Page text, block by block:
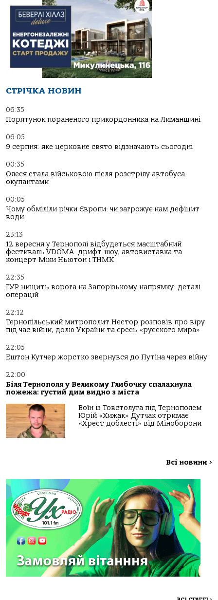
СТРІЧКА НОВИН
06:35
Порятунок пораненого прикордонника на Лиманщині
06:05
9 серпня: яке церковне свято відзначають сьогодні
00:35
Олеся стала військовою після розстрілу автобуса
окупантами
00:05
Чому обміліли річки Європи: чи загрожує нам дефіцит
води
23:13
12 вересня у Тернополі відбудеться масштабний
фестиваль VDOMA: дрифт-шоу, автовиставка та
концерт Міки Ньютон і ТНМК
22:35
ГУР нищить ворога на Запорізькому напрямку: деталі
операцій
22:12
Тернопільський митрополит Нестор розповів про віру
під час війни, долю України та єресь «русского мира»
22:05
Ештон Кутчер жорстко звернувся до Путіна через війну
22:00
Біля Тернополя у Великому Глибочку спалахнула
пожежа: густий дим видно з міста
Воїн із Товстолуга під Тернополем
Юрій «Хижак» Дутчак отримає
«Хрест доблесті» від Міноборони
Всі новини >